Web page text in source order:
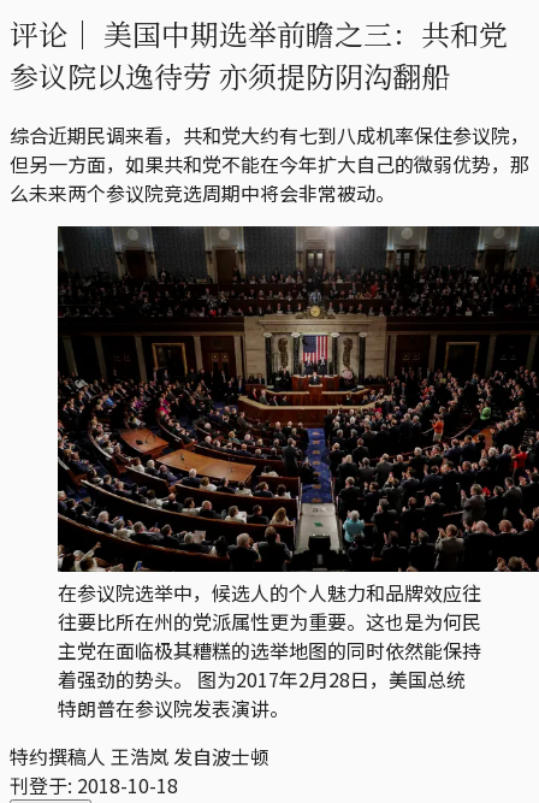
评论｜ 美国中期选举前瞻之三：共和党
参议院以逸待劳 亦须提防阴沟翻船
综合近期民调来看，共和党大约有七到八成机率保住参议院，
但另一方面，如果共和党不能在今年扩大自己的微弱优势，那
么未来两个参议院竞选周期中将会非常被动。
在参议院选举中，候选人的个人魅力和品牌效应往
往要比所在州的党派属性更为重要。这也是为何民
主党在面临极其糟糕的选举地图的同时依然能保持
着强劲的势头。 图为2017年2月28日，美国总统
特朗普在参议院发表演讲。
特约撰稿人 王浩岚 发自波士顿
刊登于: 2018-10-18